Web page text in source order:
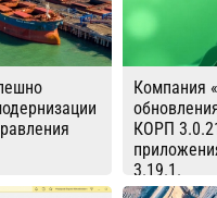
Компания
КОРП
3.19.1.